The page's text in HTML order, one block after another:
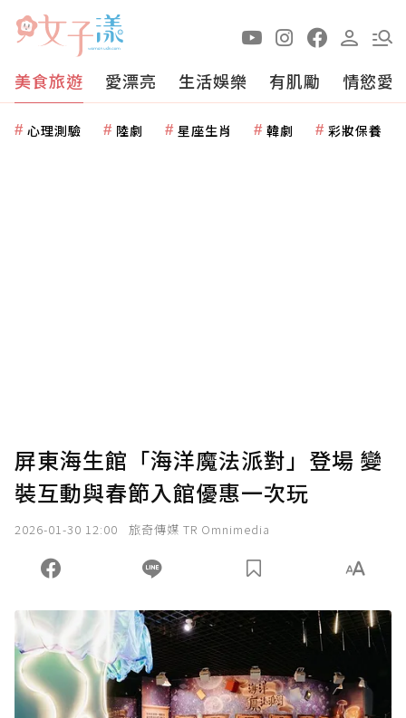
美食旅遊 愛漂亮 生活娛樂 有肌勵 情慾愛
心理測驗 陸劇 星座生肖 韓劇 彩妝保養
屏東海生館「海洋魔法派對」登場 變
裝互動與春節入館優惠一次玩
2026-01-30 12:00 旅奇傳媒 TR Omnimedia